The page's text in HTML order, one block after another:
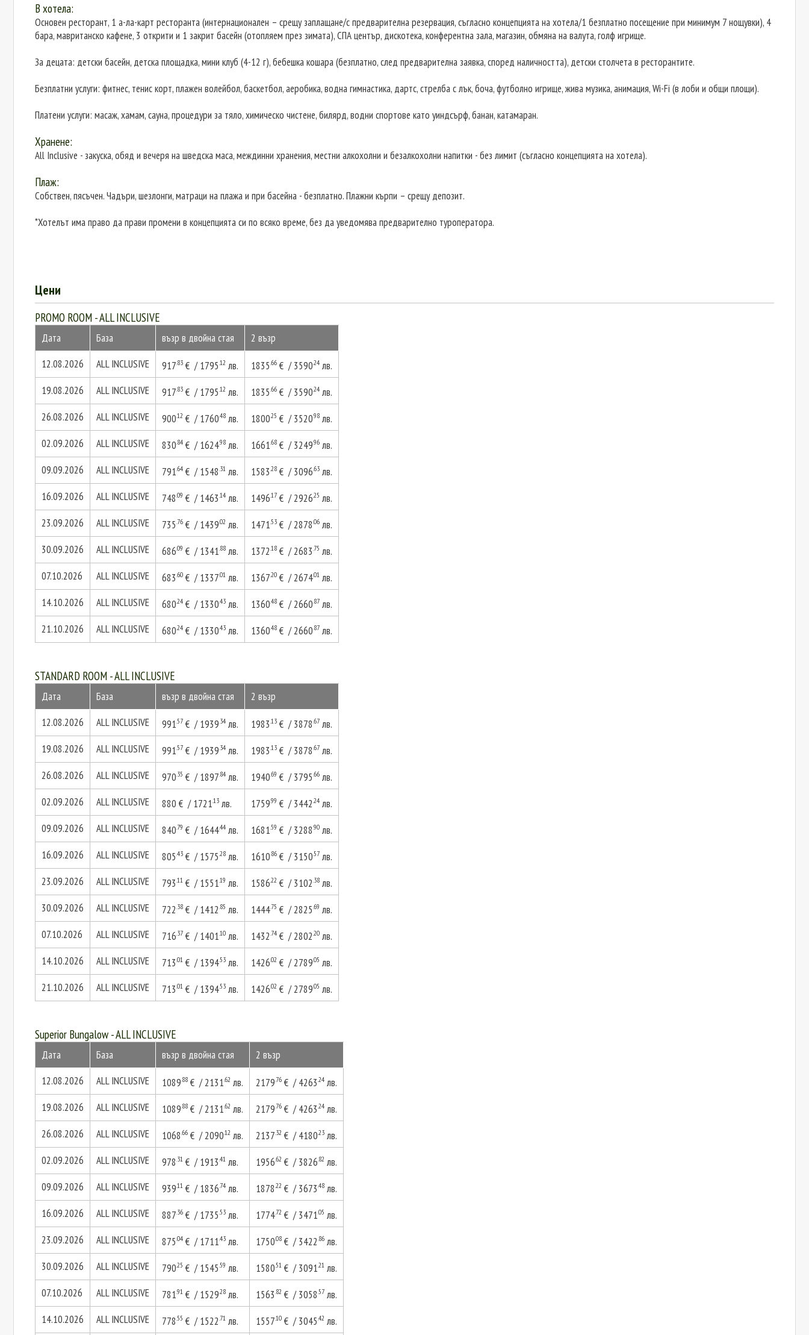
В хотела:
Основен ресторант, 1 а-ла-карт ресторанта (интернационален – срещу заплащане/с предварителна резервация, съгласно концепцията на хотела/1 безплатно посещение при минимум 7 нощувки), 4
бара, мавританско кафене, 3 открити и 1 закрит басейн (отопляем през зимата), СПА център, дискотека, конферентна зала, магазин, обмяна на валута, голф игрище.
За децата: детски басейн, детска площадка, мини клуб (4-12 г), бебешка кошара (безплатно, след предварителна заявка, според наличността), детски столчета в ресторантите.
Безплатни услуги: фитнес, тенис корт, плажен волейбол, баскетбол, аеробика, водна гимнастика, дартс, стрелба с лък, боча, футболно игрище, жива музика, анимация, Wi-Fi (в лоби и общи площи).
Платени услуги: масаж, хамам, сауна, процедури за тяло, химическо чистене, билярд, водни спортове като уиндсърф, банан, катамаран.
Хранене:
All Inclusive - закуска, обяд и вечеря на шведска маса, междинни хранения, местни алкохолни и безалкохолни напитки - без лимит (съгласно концепцията на хотела).
Плаж:
Собствен, пясъчен. Чадъри, шезлонги, матраци на плажа и при басейна - безплатно. Плажни кърпи – срещу депозит.
*Хотелът има право да прави промени в концепцията си по всяко време, без да уведомява предварително туроператора.
Цени
PROMO ROOM - ALL INCLUSIVE
Дата База възр в двойна стая
2 възр
12.08.2026
ALL INCLUSIVE 917 .83 € / 1795 .12 лв. 1835 .66 € / 3590.24 лв.
19.08.2026
ALL INCLUSIVE 917 .83 € / 1795 .12 лв. 1835 .66 € / 3590.24 лв.
26.08.2026
ALL INCLUSIVE 900.12 € / 1760.48 лв. 1800.25 € / 3520.98 лв.
02.09.2026
ALL INCLUSIVE 830 .84 € / 1624.98 лв. 1661.68 € / 3249.96 лв.
09.09.2026
ALL INCLUSIVE 791.64 € / 1548 .31 лв. 1583 .28 € / 3096.63 лв.
16.09.2026
ALL INCLUSIVE 748 .09 € / 1463 .14 лв. 1496.17 € / 2926.25 лв.
23.09.2026
ALL INCLUSIVE 735 .76 € / 1439.02 лв. 1471 .53 € / 2878 .06 лв.
30.09.2026
ALL INCLUSIVE 686.09 € / 1341 .88 лв. 1372 .18 € / 2683 .75 лв.
07.10.2026
ALL INCLUSIVE 683 .60 € / 1337.01 лв. 1367.20 € / 2674.01 лв.
14.10.2026
ALL INCLUSIVE 680.24 € / 1330.43 лв. 1360.48 € / 2660 .87 лв.
21.10.2026
ALL INCLUSIVE 680.24 € / 1330.43 лв. 1360.48 € / 2660 .87 лв.
STANDARD ROOM - ALL INCLUSIVE
Дата База възр в двойна стая
2 възр
12.08.2026
ALL INCLUSIVE 991 .57 € / 1939 .34 лв. 1983 .13 € / 3878 .67 лв.
19.08.2026
ALL INCLUSIVE 991 .57 € / 1939 .34 лв. 1983 .13 € / 3878 .67 лв.
26.08.2026
ALL INCLUSIVE 970 .35 € / 1897 .84 лв. 1940.69 € / 3795 .66 лв.
02.09.2026
ALL INCLUSIVE 880 € / 1721.13 лв. 1759.99 € / 3442 .24 лв.
09.09.2026
ALL INCLUSIVE 840 .79 € / 1644.44 лв. 1681 .59 € / 3288 .90 лв.
16.09.2026
ALL INCLUSIVE 805 .43 € / 1575 .28 лв. 1610 .86 € / 3150 .57 лв.
23.09.2026
ALL INCLUSIVE 793 .11 € / 1551.19 лв. 1586.22 € / 3102 .38 лв.
30.09.2026
ALL INCLUSIVE 722 .38 € / 1412 .85 лв. 1444.75 € / 2825 .69 лв.
07.10.2026
ALL INCLUSIVE 716 .37 € / 1401.10 лв. 1432 .74 € / 2802 .20 лв.
14.10.2026
ALL INCLUSIVE 713 .01 € / 1394.53 лв. 1426.02 € / 2789.05 лв.
21.10.2026
ALL INCLUSIVE 713 .01 € / 1394.53 лв. 1426.02 € / 2789.05 лв.
Superior Bungalow - ALL INCLUSIVE
Дата База възр в двойна стая
2 възр
12.08.2026
ALL INCLUSIVE 1089 .88 € / 2131.62 лв. 2179 .76 € / 4263 .24 лв.
19.08.2026
ALL INCLUSIVE 1089 .88 € / 2131.62 лв. 2179 .76 € / 4263 .24 лв.
26.08.2026
ALL INCLUSIVE 1068 .66 € / 2090.12 лв. 2137 .32 € / 4180.23 лв.
02.09.2026
ALL INCLUSIVE 978 .31 € / 1913 .41 лв. 1956.62 € / 3826 .82 лв.
09.09.2026
ALL INCLUSIVE 939.11 € / 1836 .74 лв. 1878 .22 € / 3673 .48 лв.
16.09.2026
ALL INCLUSIVE 887 .36 € / 1735 .53 лв. 1774.72 € / 3471.05 лв.
23.09.2026
ALL INCLUSIVE 875 .04 € / 1711.43 лв. 1750.08 € / 3422 .86 лв.
30.09.2026
ALL INCLUSIVE 790.25 € / 1545 .59 лв. 1580 .51 € / 3091.21 лв.
07.10.2026
ALL INCLUSIVE 781.91 € / 1529.28 лв. 1563 .82 € / 3058 .57 лв.
14.10.2026
ALL INCLUSIVE 778 .55 € / 1522 .71 лв. 1557.10 € / 3045 .42 лв.